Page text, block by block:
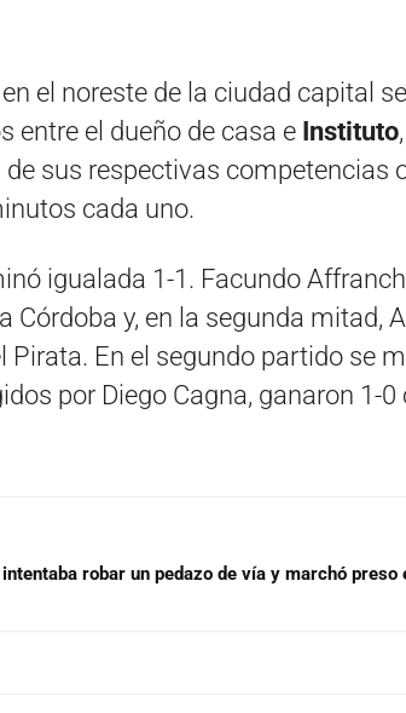
en el noreste de la ciudad capital
entre el dueño de casa e Instituto
sus respectivas competencias
cada uno.
igualada 1-1. Facundo
Córdoba y, en la segunda mitad,
Pirata. En el segundo partido se
por Diego Cagna, ganaron 1-0
robar un pedazo de vía y marchó preso